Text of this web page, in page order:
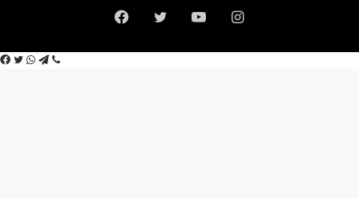
Facebook
Twitter YouTubeInstagram
Facebook
Twitter
WhatsApp
Telegram